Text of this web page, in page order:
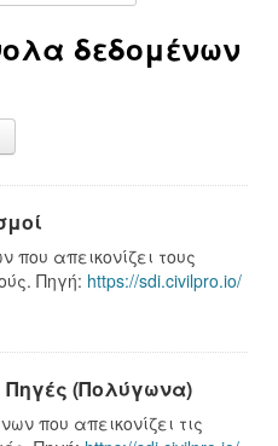
δεδομένων
απεικονίζει τους
Πηγή: https://sdi.civilpro.io/
Πηγές (Πολύγωνα)
που απεικονίζει τις